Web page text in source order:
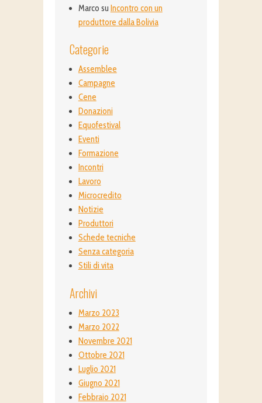
Marco su Incontro con un
produttore dalla Bolivia
Categorie
Assemblee
Campagne
Cene
Donazioni
Equofestival
Eventi
Formazione
Incontri
Lavoro
Microcredito
Notizie
Produttori
Schede tecniche
Senza categoria
Stili di vita
Archivi
Marzo 2023
Marzo 2022
Novembre 2021
Ottobre 2021
Luglio 2021
Giugno 2021
Febbraio 2021